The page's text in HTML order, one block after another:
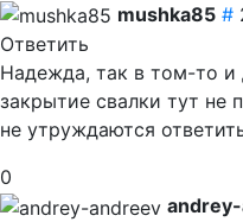
mushka85 #
Ответить
Надежда, так в том-то и
закрытие свалки тут не
не утруждаются
0